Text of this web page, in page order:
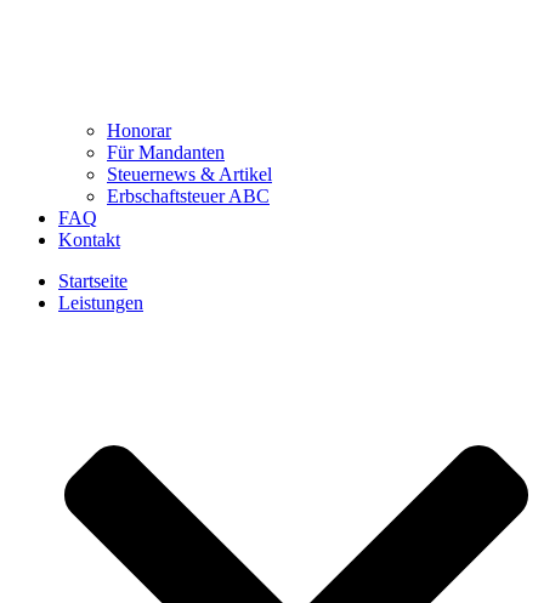
Honorar
Für Mandanten
Steuernews & Artikel
Erbschaftsteuer ABC
FAQ
Kontakt
Startseite
Leistungen